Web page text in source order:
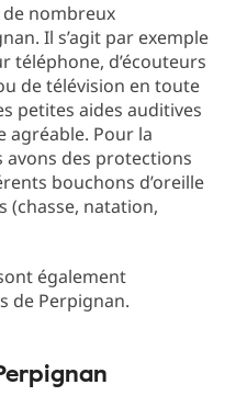
nombreux
Il s’agit par exemple
téléphone, d’écouteurs
de télévision en toute
petites aides auditives
agréable. Pour la
des protections
bouchons d’oreille
(chasse, natation,
également
de Perpignan.